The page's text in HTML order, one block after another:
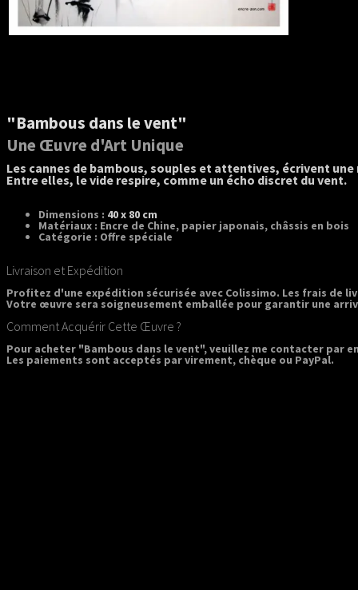
"Bambous dans le vent"
Une Œuvre d'Art Unique
Les cannes de bambous, souples et attentives, écrivent
Entre elles, le vide respire, comme un écho discret du vent.
Dimensions : 40 x 80 cm
Matériaux : Encre de Chine, papier japonais, châssis en bois
Catégorie : Offre spéciale
Livraison et Expédition
Profitez d'une expédition sécurisée avec Colissimo. Les frais de
Votre œuvre sera soigneusement emballée pour garantir une
Comment Acquérir Cette Œuvre ?
Pour acheter "Bambous dans le vent", veuillez me contacter par
Les paiements sont acceptés par virement, chèque ou PayPal.